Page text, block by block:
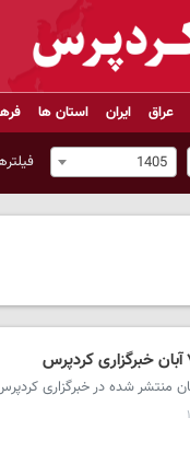
عراق ایران استان ها
1405